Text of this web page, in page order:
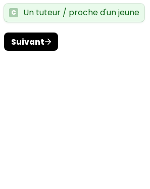
C Un tuteur / proche d'un jeune
Suivant